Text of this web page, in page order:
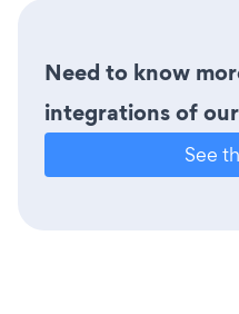
Need to know
integrations of
See